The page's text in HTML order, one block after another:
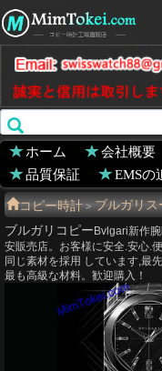
ホーム 会社概要
品質保証
EMSの
コピー時計 > ブルガリ
ブルガリコピー Bvlgari新作
安販売店。お客様に安全.安心.
同じ素材を採用 しています,最
最も高級な材料。歓迎購入！